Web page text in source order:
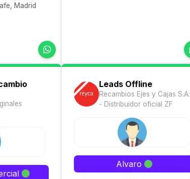
Madrid
Leads Offline
Recambios Ejes y Cajas S.A.
- Distribuidor oficial ZF
Alvaro